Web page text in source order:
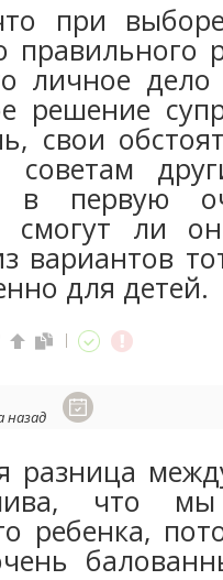
при
правильного
личное дело
решение
свои
советам
в первую
смогут ли
вариантов
для детей.
назад
разница
что
ребенка,